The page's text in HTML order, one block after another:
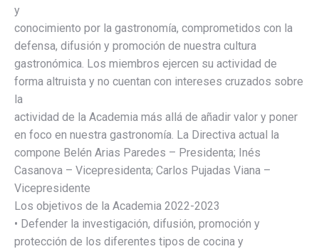
y
conocimiento por la gastronomía, comprometidos con la
defensa, difusión y promoción de nuestra cultura
gastronómica. Los miembros ejercen su actividad de
forma altruista y no cuentan con intereses cruzados sobre
la
actividad de la Academia más allá de añadir valor y poner
en foco en nuestra gastronomía. La Directiva actual la
compone Belén Arias Paredes – Presidenta; Inés
Casanova – Vicepresidenta; Carlos Pujadas Viana –
Vicepresidente
Los objetivos de la Academia 2022-2023
• Defender la investigación, difusión, promoción y
protección de los diferentes tipos de cocina y